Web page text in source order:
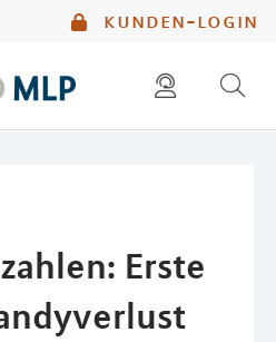
kunden-login
Erste